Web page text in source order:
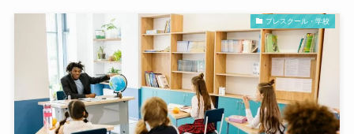
プレスクール・学校